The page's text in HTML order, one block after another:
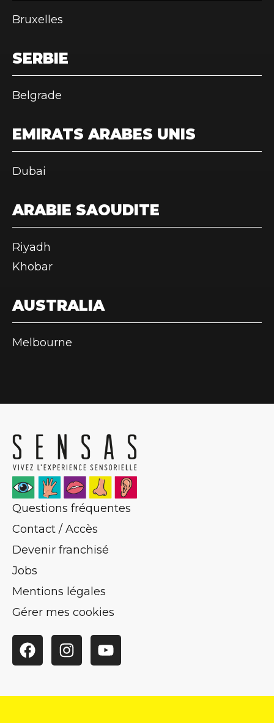
Bruxelles
SERBIE
Belgrade
EMIRATS ARABES UNIS
Dubai
ARABIE SAOUDITE
Riyadh
Khobar
AUSTRALIA
Melbourne
Questions fréquentes
Contact / Accès
Devenir franchisé
Jobs
Mentions légales
Gérer mes cookies
FacebookInstagramYouTube